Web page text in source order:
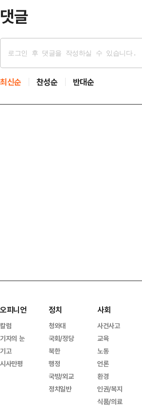
댓글
최신순 찬성순 반대순
오피니언
칼럼
기자의 눈
기고
시사만평
정치
청와대
국회/정당
북한
행정
국방/외교
정치일반
사회
사건사고
교육
노동
언론
환경
인권/복지
식품/의료